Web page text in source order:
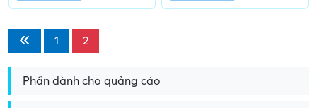
1 2
Phần dành cho quảng cáo